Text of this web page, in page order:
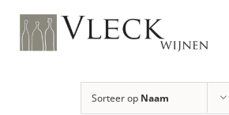
inhoud
Sorteer op Naam